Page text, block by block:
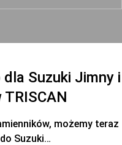
Suzuki Jimny i
TRISCAN
możemy teraz
Suzuki…